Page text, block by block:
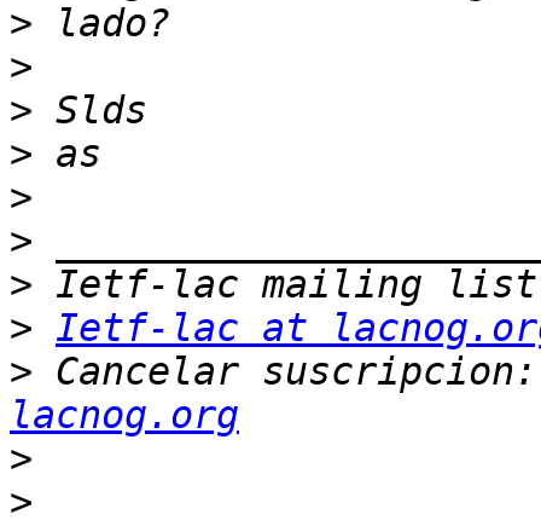
>
>
>
>
>
>
>
> Ietf-lac at
> Cancelar
lacnog.org
>
>